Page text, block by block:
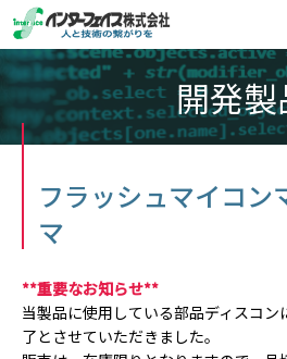
開発
フラッシュマイコン
マ
**重要なお知らせ**
当製品に使用している部品ディスコ
了とさせていただきました。